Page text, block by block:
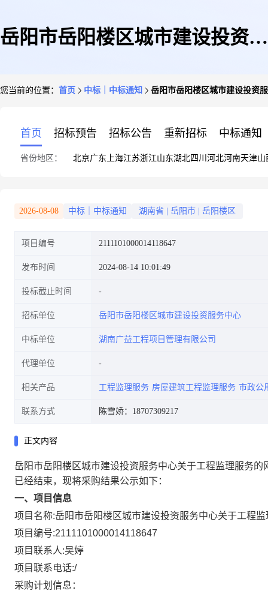
岳阳市岳阳楼区城市建设投资服
您当前的位置： 首页 中标｜中标通知 岳阳市岳阳楼区城市建设投资
首页 招标预告 招标公告 重新招标 中标通知
省份地区： 北京广东 上海江苏浙江山东湖北四川 河北河南天津山
2026-08-08 中标｜中标通知 湖南省 岳阳市 岳阳楼区
项目编号 2111101000014118647
发布时间 2024-08-14 10:01:49
投标截止时间
招标单位 岳阳市岳阳楼区城市建设投资服务中心
中标单位 湖南广益工程项目管理有限公司
代理单位
相关产品 工程监理服务 房屋建筑工程监理服务 市政公
联系方式 陈雪娇：18707309217
正文内容
岳阳市岳阳楼区城市建设投资服务中心关于工程监理服务的
已经结束，现将采购结果公示如下：
一、项目信息
项目名称:岳阳市岳阳楼区城市建设投资服务中心关于工程
项目编号:2111101000014118647
项目联系人:吴婷
项目联系电话:/
采购计划信息：